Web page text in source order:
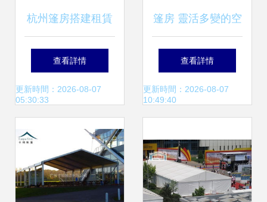
杭州篷房搭建租賃
車展、房產(chǎn)
促銷、婚禮慶典中
查看詳情
更新時間：2026-08-07
05:30:33
篷房 靈活多變的空
間解決方案
查看詳情
更新時間：2026-08-07
10:49:40